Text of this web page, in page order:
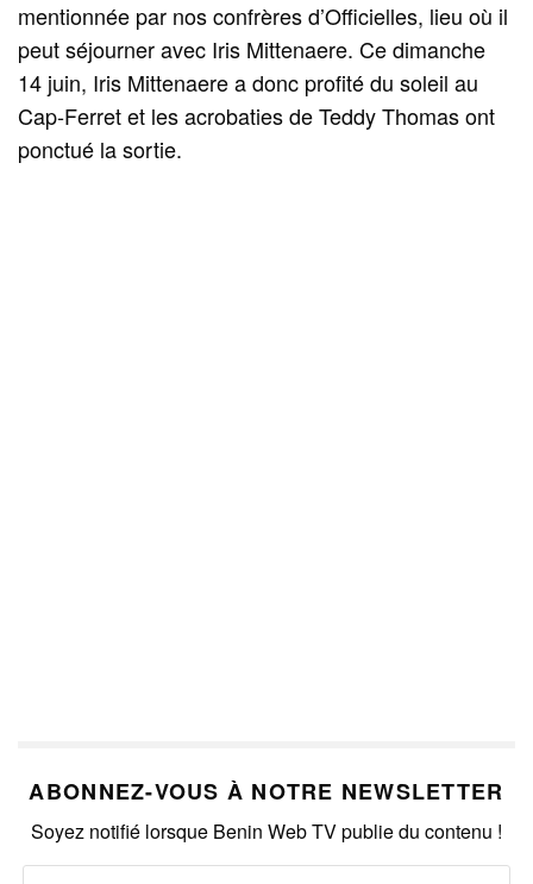
mentionnée par nos confrères d’Officielles, lieu où il
peut séjourner avec Iris Mittenaere. Ce dimanche
14 juin, Iris Mittenaere a donc profité du soleil au
Cap‑Ferret et les acrobaties de Teddy Thomas ont
ponctué la sortie.
ABONNEZ-VOUS À NOTRE NEWSLETTER
Soyez notifié lorsque Benin Web TV publie du contenu !